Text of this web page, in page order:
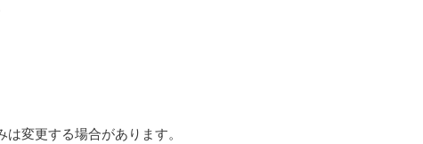
変更する場合があります。